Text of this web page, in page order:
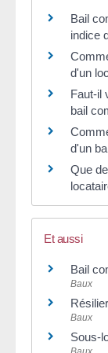
Bail
indice
d'un
Faut-il
bail
d'un
Que
Et aussi
Bail
Baux
Baux
Sous-